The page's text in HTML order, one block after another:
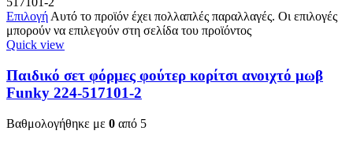
Επιλογή Αυτό το προϊόν έχει πολλαπλές παραλλαγές. Οι επιλογές
μπορούν να επιλεγούν στη σελίδα του προϊόντος
Quick view
Παιδικό σετ φόρμες φούτερ κορίτσι ανοιχτό μωβ
Funky 224-517101-2
Βαθμολογήθηκε με 0 από 5